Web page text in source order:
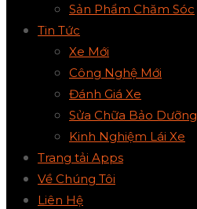
Sản Phẩm Chăm Sóc
Tin Tức
Xe Mới
Công Nghệ Mới
Đánh Giá Xe
Sửa Chữa Bảo Dưỡng
Kinh Nghiệm Lái Xe
Trang tải Apps
Về Chúng Tôi
Liên Hệ